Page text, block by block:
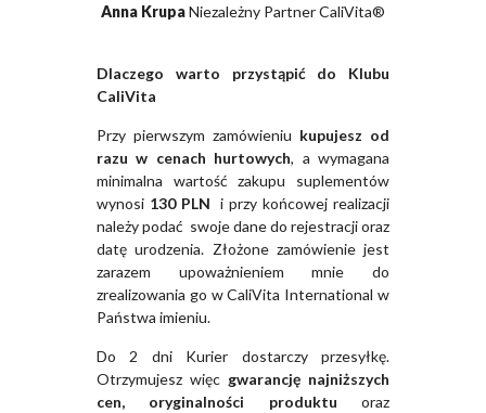
Anna KrupaNiezależny Partner CaliVita®
Dlaczego warto przystąpić do Klubu
CaliVita
Przy pierwszym zamówieniu kupujesz od
razu w cenach hurtowych, a wymagana
minimalna wartość zakupu suplementów
wynosi 130 PLN i przy końcowej realizacji
należy podać swoje dane do rejestracji oraz
datę urodzenia. Złożone zamówienie jest
zarazem upoważnieniem mnie do
zrealizowania go w CaliVita International w
Państwa imieniu.
Do 2 dni Kurier dostarczy przesyłkę.
Otrzymujesz więc gwarancję najniższych
cen, oryginalności produktu oraz